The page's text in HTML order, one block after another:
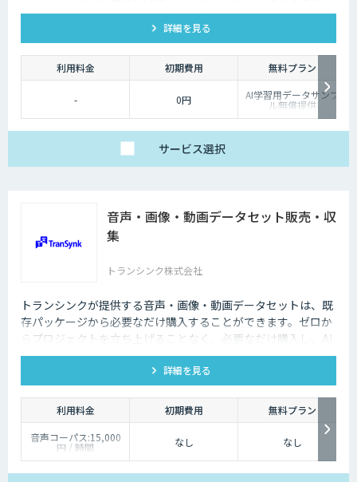
な状況をカバー、総計500万枚を超えています。
詳細を見る
利用料金 初期費用 無料プラン
- 0円 AI学習用データサンプ
ル無償提供
サービス選択
音声・画像・動画データセット販売・収
集
トランシンク株式会社
トランシンクが提供する音声・画像・動画データセットは、既
存パッケージから必要なだけ購入することができます。ゼロか
らプロジェクトを立ち上げることなく、必要なだけ購入し、AI
モデルの開発ができます。
詳細を見る
利用料金 初期費用
無料プラン
音声コーパス:15,000
円 / 時間
人物写真画像収集:300
なし なし